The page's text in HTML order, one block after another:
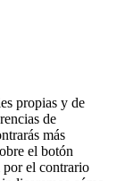
propias y de
de
más
el botón
por el contrario